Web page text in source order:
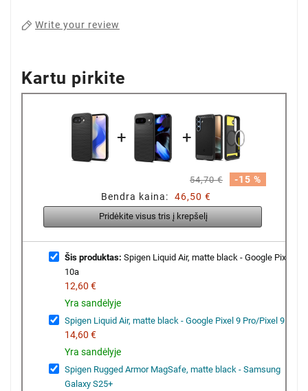
Write your review
Kartu pirkite
+ +
54,70 €
-15 %
Bendra kaina:
46,50 €
Pridėkite visus tris į krepšelį
Šis produktas: Spigen Liquid Air, matte black - Google Pixel
10a
12,60 €
Yra sandėlyje
Spigen Liquid Air, matte black - Google Pixel 9 Pro/Pixel 9
14,60 €
Yra sandėlyje
Spigen Rugged Armor MagSafe, matte black - Samsung
Galaxy S25+